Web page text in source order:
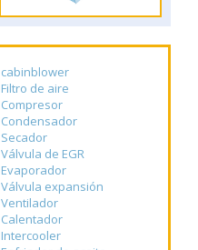
cabinblower
Filtro de aire
Compresor
Condensador
Secador
Válvula de EGR
Evaporador
Válvula expansión
Ventilador
Calentador
Intercooler